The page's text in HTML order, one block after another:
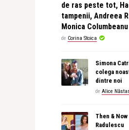
de ras peste tot,
tampenii, Andreea
Monica Columbeanu
de Corina Stoica
Simona
colega
dintre noi
de Alice
Then &
Radulescu